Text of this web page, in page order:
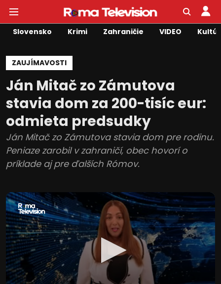
Slovensko Krimi Zahraničie VIDEO
ZAUJÍMAVOSTI
Ján Mitač zo Zámutova
stavia dom za 200-tisíc eur:
odmieta predsudky
Ján Mitač zo Zámutova stavia dom pre rodinu.
Peniaze zarobil v zahraničí, obec hovorí o
príklade aj pre ďalších Rómov.